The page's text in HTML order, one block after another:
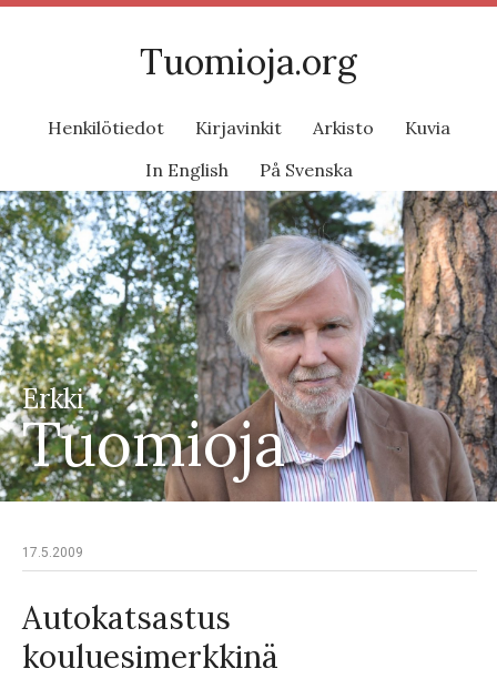
Tuomioja.org
Henkilötiedot Kirjavinkit Arkisto
Kuvia
In English
På Svenska
Erkki
Tuomioja
17.5.2009
Autokatsastus
kouluesimerkkinä